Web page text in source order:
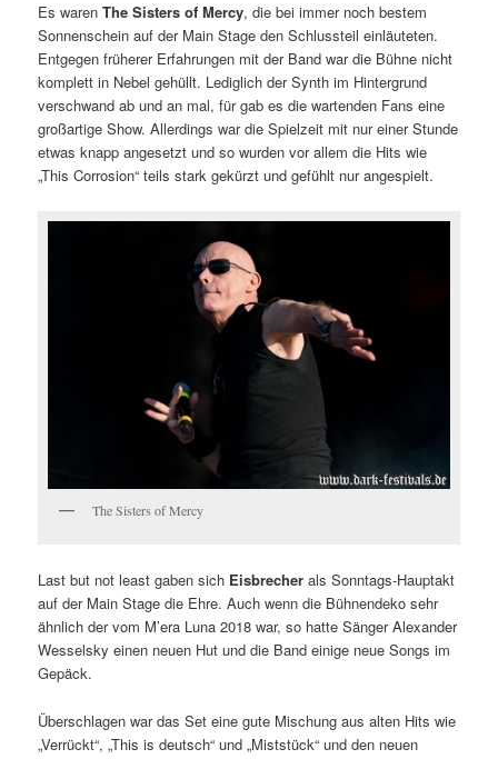
Es warenThe Sisters of Mercy, die bei immer noch bestem
Sonnenschein auf der Main Stage den Schlussteil einläuteten.
Entgegen früherer Erfahrungen mit der Band war die Bühne nicht
komplett in Nebel gehüllt. Lediglich der Synth im Hintergrund
verschwand ab und an mal, für gab es die wartenden Fans eine
großartige Show. Allerdings war die Spielzeit mit nur einer Stunde
etwas knapp angesetzt und so wurden vor allem die Hits wie
„This Corrosion“ teils stark gekürzt und gefühlt nur angespielt.
The Sisters of Mercy
Last but not least gaben sich Eisbrecher als Sonntags-Hauptakt
auf der Main Stage die Ehre. Auch wenn die Bühnendeko sehr
ähnlich der vom M’era Luna 2018 war, so hatte Sänger Alexander
Wesselsky einen neuen Hut und die Band einige neue Songs im
Gepäck.
Überschlagen war das Set eine gute Mischung aus alten Hits wie
„Verrückt“, „This is deutsch“ und „Miststück“ und den neuen